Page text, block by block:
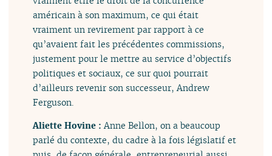
américain à son maximum, ce qui était
vraiment un revirement par rapport à ce
qu’avaient fait les précédentes commissions,
justement pour le mettre au service d’objectifs
politiques et sociaux, ce sur quoi pourrait
d’ailleurs revenir son successeur, Andrew
Ferguson.
Aliette Hovine :Anne Bellon, on a beaucoup
parlé du contexte, du cadre à la fois législatif et